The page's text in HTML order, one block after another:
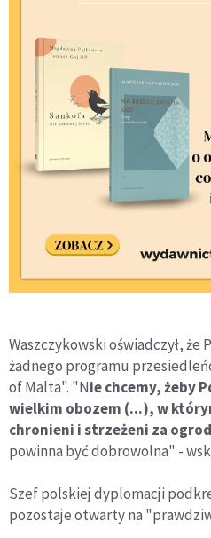
Waszczykowski oświadczył, że
żadnego programu
of Malta". "Nie chcemy, żeby
wielkim obozem (...), w
chronieni i strzeżeni za
powinna być dobrowolna" -
Szef polskiej dyplomacji
pozostaje otwarty na